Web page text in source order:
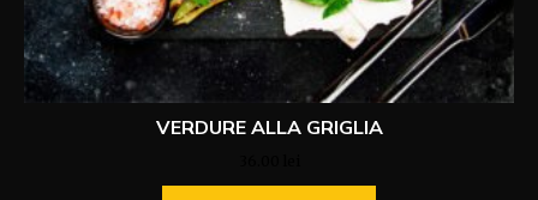
VERDURE ALLA GRIGLIA